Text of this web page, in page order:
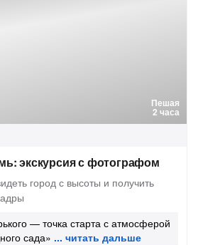
Пешая
2 часа
экскурсия с фотографом
город с высоты и получить
— точка старта с атмосферой
сада»